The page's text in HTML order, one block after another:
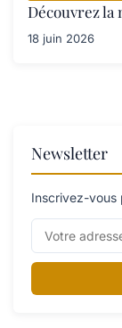
Découvrez
18 juin 2026
Newsletter
Inscrivez-vous